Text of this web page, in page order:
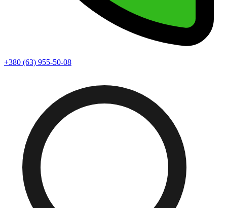
+380 (63) 955-50-08